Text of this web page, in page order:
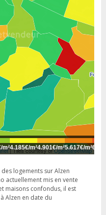
| Tiles courtesy ofOpenStreetMap
m²4.185€/m²4.901€/m²5.617€/m²
logements sur Alzen
actuellement mis en vente
maisons confondus, il est
Alzen en date du